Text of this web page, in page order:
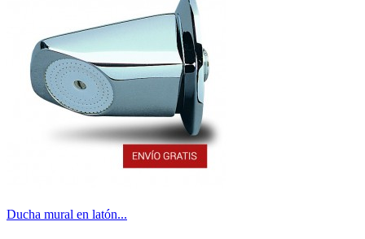
Ducha mural en latón...